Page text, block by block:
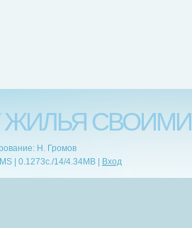
ЖИЛЬЯ
Н. Громов
| 0.1273c./14/4.34MB | Вход